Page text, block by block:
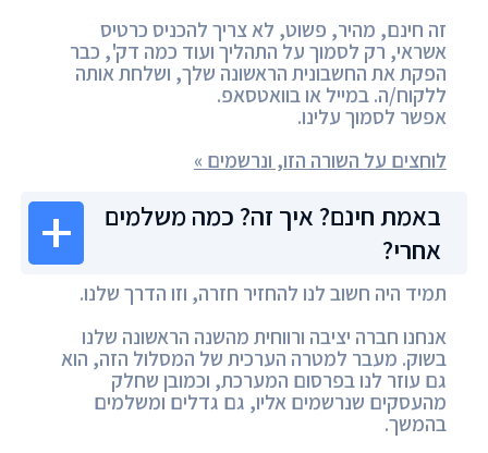
זה חינם, מהיר, פשוט, לא צריך להכניס כרטיס
אשראי, רק לסמוך על התהליך ועוד כמה דק', כבר
הפקת את החשבונית הראשונה שלך, ושלחת אותה
ללקוח/ה. במייל או בוואטסאפ.
אפשר לסמוך עלינו.
לוחצים על השורה הזו, ונרשמים »
באמת חינם? איך זה? כמה משלמים
אחרי?
תמיד היה חשוב לנו להחזיר חזרה, וזו הדרך שלנו.
אנחנו חברה יציבה ורווחית מהשנה הראשונה שלנו
בשוק. מעבר למטרה הערכית של המסלול הזה, הוא
גם עוזר לנו בפרסום המערכת, וכמובן שחלק
מהעסקים שנרשמים אליו, גם גדלים ומשלמים
בהמשך.